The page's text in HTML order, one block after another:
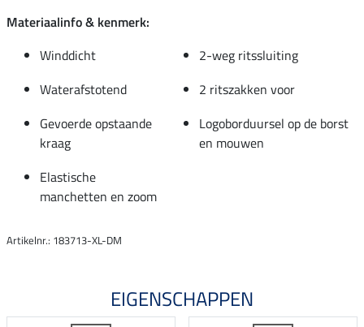
Materiaalinfo & kenmerk:
Winddicht
2-weg ritssluiting
Waterafstotend
2 ritszakken voor
Gevoerde opstaande
kraag
Logoborduursel op de borst
en mouwen
Elastische
manchetten en zoom
Artikelnr.: 183713-XL-DM
EIGENSCHAPPEN